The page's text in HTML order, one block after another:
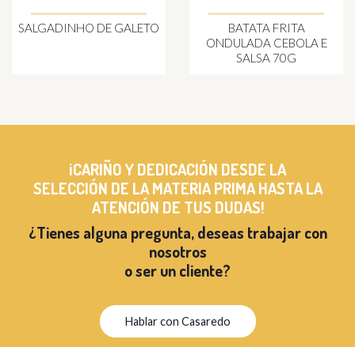
SALGADINHO DE GALETO
BATATA FRITA
ONDULADA CEBOLA E
SALSA 70G
¡CARIÑO Y DEDICACIÓN DESDE LA
SELECCIÓN DE LA MATERIA PRIMA HASTA LA
ATENCIÓN DE TUS DUDAS!
¿Tienes alguna pregunta, deseas trabajar con
nosotros
o ser un cliente?
Hablar con Casaredo